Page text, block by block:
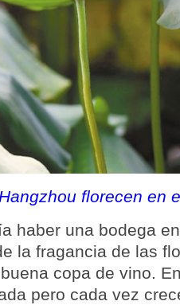
florecen en
haber una bodega
la fragancia de las
copa de vino.
pero cada vez